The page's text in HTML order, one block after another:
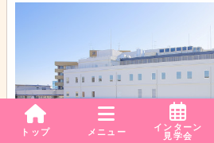
トップ メニュー
インターン
見学会